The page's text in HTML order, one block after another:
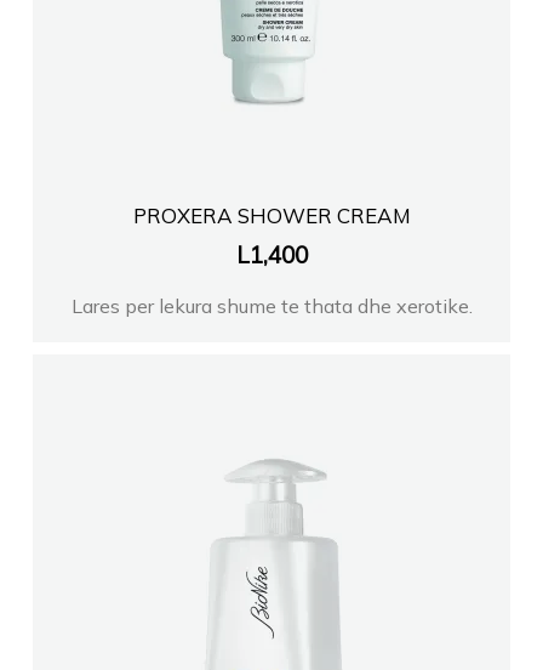
PROXERA SHOWER CREAM
L1,400
Lares per lekura shume te thata dhe xerotike.